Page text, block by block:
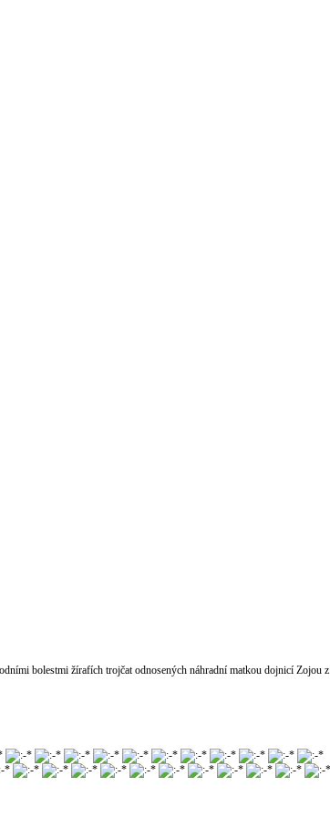
bolestmi žírafích trojčat odnosených náhradní matkou dojnicí Zojou z